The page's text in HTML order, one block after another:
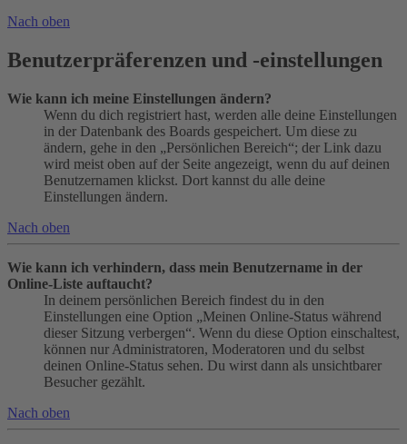
Nach oben
Benutzerpräferenzen und -einstellungen
Wie kann ich meine Einstellungen ändern?
Wenn du dich registriert hast, werden alle deine Einstellungen
in der Datenbank des Boards gespeichert. Um diese zu
ändern, gehe in den „Persönlichen Bereich“; der Link dazu
wird meist oben auf der Seite angezeigt, wenn du auf deinen
Benutzernamen klickst. Dort kannst du alle deine
Einstellungen ändern.
Nach oben
Wie kann ich verhindern, dass mein Benutzername in der
Online-Liste auftaucht?
In deinem persönlichen Bereich findest du in den
Einstellungen eine Option „Meinen Online-Status während
dieser Sitzung verbergen“. Wenn du diese Option einschaltest,
können nur Administratoren, Moderatoren und du selbst
deinen Online-Status sehen. Du wirst dann als unsichtbarer
Besucher gezählt.
Nach oben